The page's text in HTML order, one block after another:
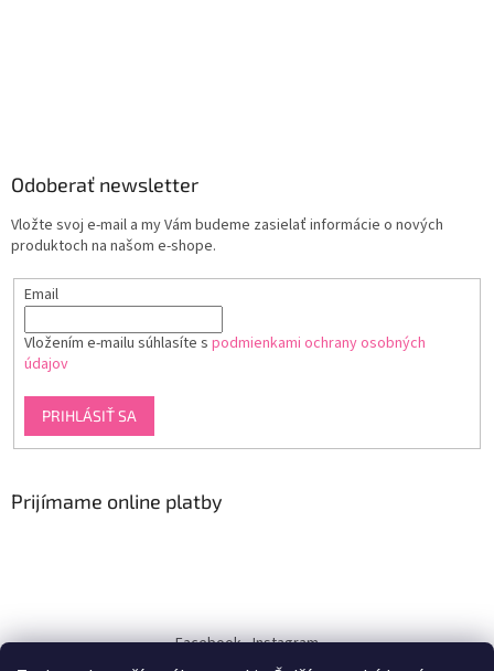
Odoberať newsletter
Vložte svoj e-mail a my Vám budeme zasielať informácie o nových
produktoch na našom e-shope.
Email
Vložením e-mailu súhlasíte s podmienkami ochrany osobných
údajov
PRIHLÁSIŤ SA
Prijímame online platby
Facebook Instagram